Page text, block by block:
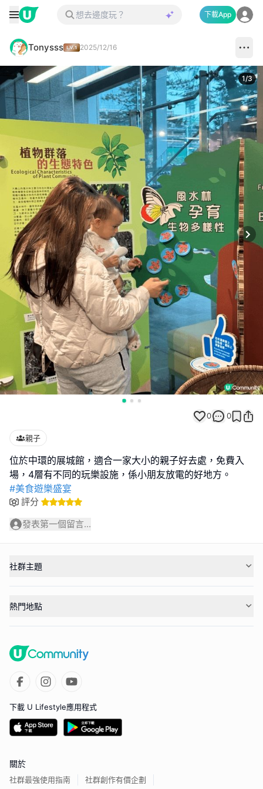
下載App
Tonysss 2025/12/16
1/3
0 0
親子
位於中環的展城館，適合一家大小的親子好去處，免費入
#美食遊樂盛宴
評分
發表第一個留言...
社群主題
熱門地點
下載 U Lifestyle應用程式
關於
社群最強使用指南 社群創作有價企劃